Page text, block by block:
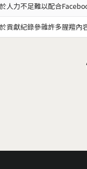
人力不足難以配合
貢獻紀錄參雜許多腥羶內